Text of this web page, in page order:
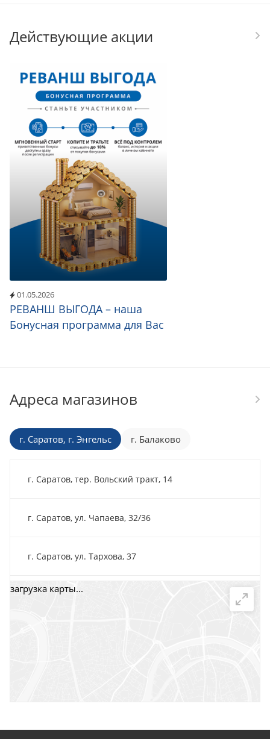
Действующие акции
01.05.2026
РЕВАНШ ВЫГОДА – наша
Бонусная программа для Вас
Адреса магазинов
г. Саратов, г. Энгельс г. Балаково
г. Саратов, тер. Вольский тракт, 14
г. Саратов, ул. Чапаева, 32/36
г. Саратов, ул. Тархова, 37
г. Саратов, пр-т. 50 лет Октября, 118Д, помещ. 15
загрузка карты...